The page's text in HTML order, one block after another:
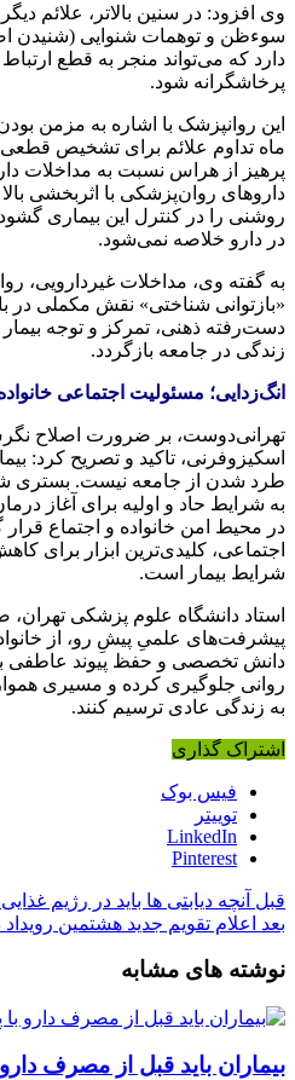
وی افزود: در سنین بالاتر، علائم
سوء‌ظن و توهمات شنوایی (شنیدن
دارد که می‌تواند منجر به قطع
پرخاشگرانه شود.
ماه تداوم علائم برای تشخیص
پرهیز از هراس نسبت به مداخلات
داروهای روان‌پزشکی با اثربخشی
روشنی را در کنترل این بیماری
در دارو خلاصه نمی‌شود.
به گفته وی، مداخلات غیردارویی،
«بازتوانی شناختی» نقش مکملی در
دست‌رفته ذهنی، تمرکز و توجه بیمار
زندگی در جامعه بازگردد.
انگ‌زدایی؛ مسئولیت اجتماعی
تهرانی‌دوست، بر ضرورت اصلاح
اسکیزوفرنی، تاکید و تصریح کرد:
طرد شدن از جامعه نیست. بستری
به شرایط حاد و اولیه برای آغاز
در محیط امن خانواده و اجتماع
اجتماعی، کلیدی‌ترین ابزار برای
شرایط بیمار است.
استاد دانشگاه علوم پزشکی تهران،
پیشرفت‌های علمیِ پیشِ رو، از
دانش تخصصی و حفظ پیوند عاطفی
روانی جلوگیری کرده و مسیری
به زندگی عادی ترسیم کنند.
اشتراک گذاری
فیس بوک
توییتر
LinkedIn
Pinterest
قبل آنچه دیابتی ها باید در رژیم
بعد اعلام تقویم جدید هشتمین رویداد
نوشته های مشابه
بیماران باید قبل از مصرف